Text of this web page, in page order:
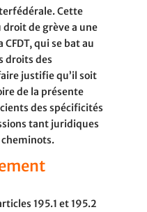
Cette
droit de grève a une
qui se bat au
droits des
justifie qu’il soit
de la présente
des spécificités
tant juridiques
195.1 et 195.2